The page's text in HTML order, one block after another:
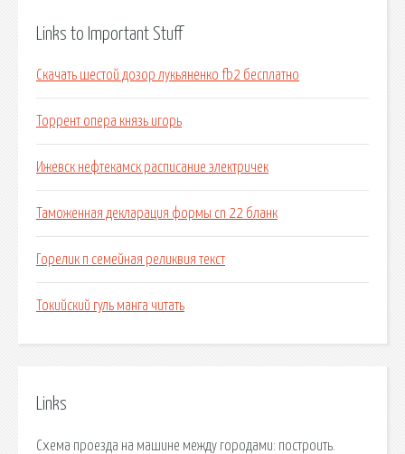
Links to Important Stuff
Скачать шестой дозор лукьяненко fb2 бесплатно
Торрент опера князь игорь
Ижевск нефтекамск расписание электричек
Таможенная декларация формы cn 22 бланк
Горелик п семейная реликвия текст
Токийский гуль манга читать
Links
Схема проезда на машине между городами: построить.